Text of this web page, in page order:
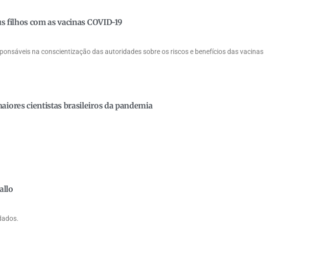
filhos com as vacinas COVID-19
na conscientização das autoridades sobre os riscos e benefícios das vacinas
cientistas brasileiros da pandemia